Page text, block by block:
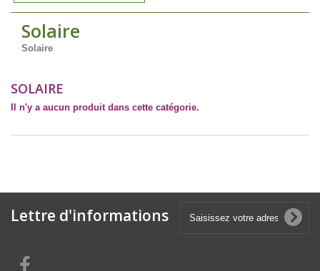
Solaire
Solaire
SOLAIRE
Il n'y a aucun produit dans cette catégorie.
Lettre d'informations